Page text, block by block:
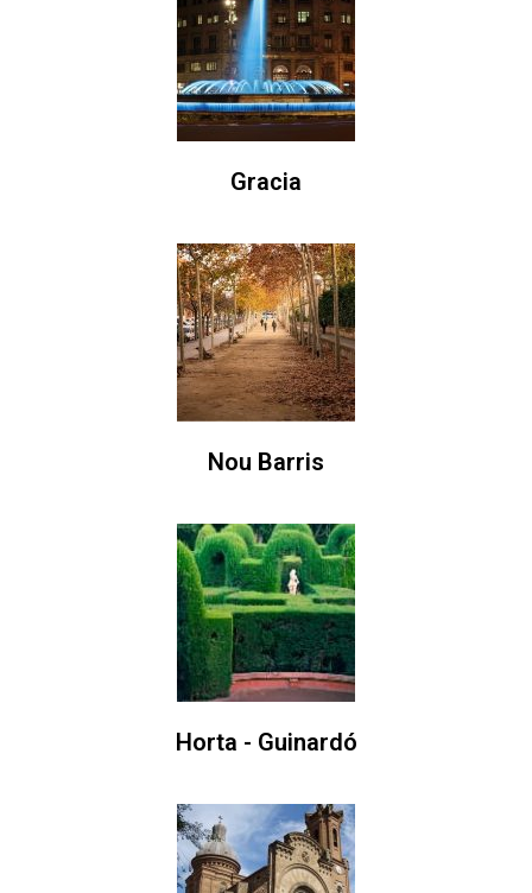
Gracia
Nou Barris
Horta - Guinardó